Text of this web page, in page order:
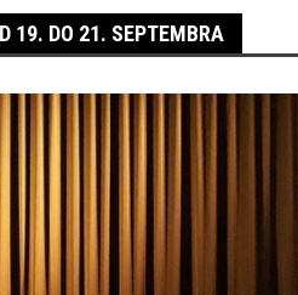
19. DO 21. SEPTEMBRA